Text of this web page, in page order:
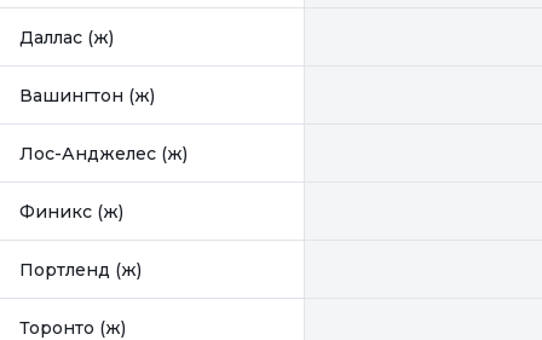
Даллас (ж)
Вашингтон (ж)
Лос-Анджелес (ж)
Финикс (ж)
Портленд (ж)
Торонто (ж)